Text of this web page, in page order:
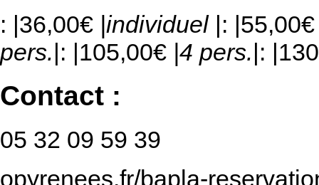
: |36,00€ |individuel |:
pers. |: |105,00€ |4 pers. |:
Contact :
05 32 09 59 39
opyrenees.fr/bapla-